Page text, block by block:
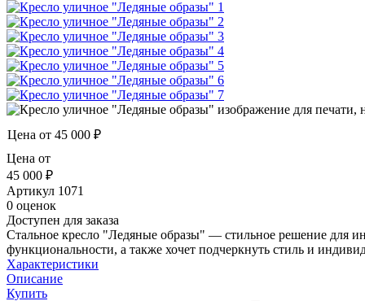
Цена от 45 000 ₽
Цена от
45 000 ₽
Артикул 1071
0 оценок
Доступен для заказа
Стальное кресло "Ледяные образы" — стильное решение для
функциональности, а также хочет подчеркнуть стиль и
Характеристики
Описание
Купить